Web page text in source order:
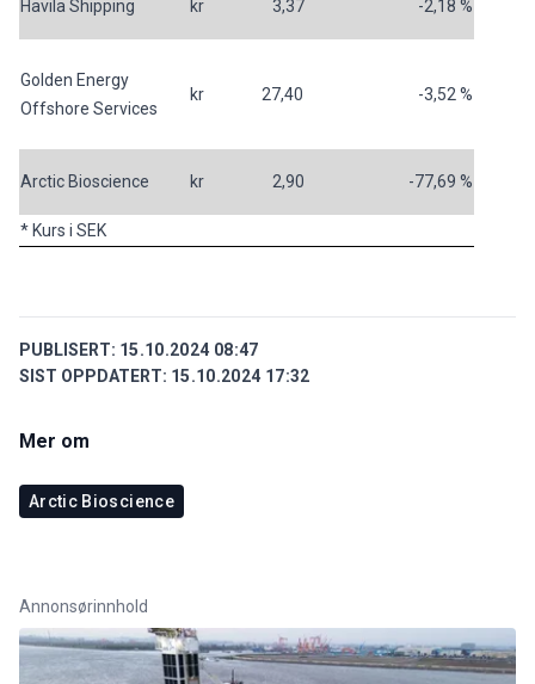
Havila Shipping kr 3,37 -2,18 %
Golden Energy
Offshore Services
kr 27,40 -3,52 %
Arctic Bioscience kr 2,90 -77,69 %
* Kurs i SEK
PUBLISERT: 15.10.2024 08:47
SIST OPPDATERT: 15.10.2024 17:32
Mer om
Arctic Bioscience
Annonsørinnhold